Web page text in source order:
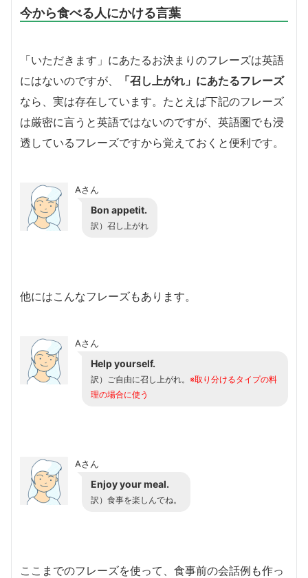
今から食べる人にかける言葉
「いただきます」にあたるお決まりのフレーズは英語
にはないのですが、
「召し上がれ」にあたるフレーズ
なら、実は存在しています。たとえば下記のフレーズ
は厳密に言うと英語ではないのですが、英語圏でも浸
透しているフレーズですから覚えておくと便利です。
Aさん
Bon appetit.
訳） 召し上がれ
他にはこんなフレーズもあります。
Aさん
Help yourself.
訳） ご自由に召し上がれ。 ※取り分けるタイプの料
理の場合に使う
Aさん
Enjoy your meal.
訳） 食事を楽しんでね。
ここまでのフレーズを使って、食事前の会話例も作っ